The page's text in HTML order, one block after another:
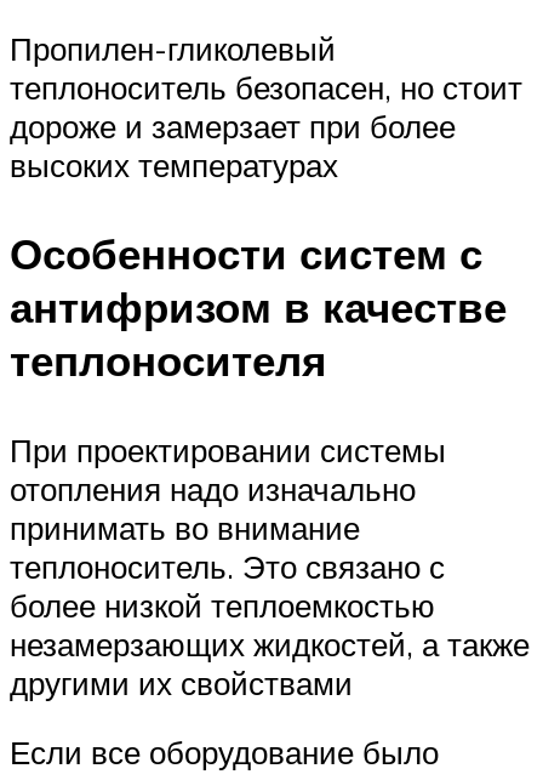
Пропилен-гликолевый
теплоноситель безопасен, но стоит
дороже и замерзает при более
высоких температурах
Особенности систем с
антифризом в качестве
теплоносителя
При проектировании системы
отопления надо изначально
принимать во внимание
теплоноситель. Это связано с
более низкой теплоемкостью
незамерзающих жидкостей, а также
другими их свойствами
Если все оборудование было